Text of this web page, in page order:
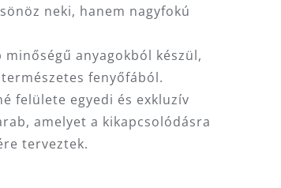
neki, hanem nagyfokú
anyagokból készül,
fenyőfából.
felülete egyedi és exkluzív
amelyet a kikapcsolódásra
terveztek.